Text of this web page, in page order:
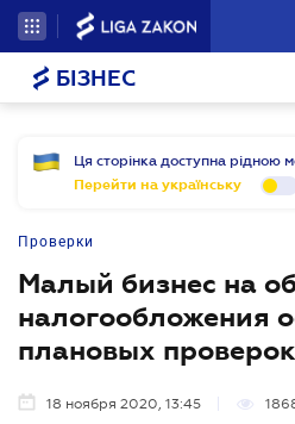
БІЗНЕС
Ця сторінка доступна рідною
Перейти на українську
Проверки
Малый бизнес на
налогообложения
плановых
18 ноября 2020, 13:45